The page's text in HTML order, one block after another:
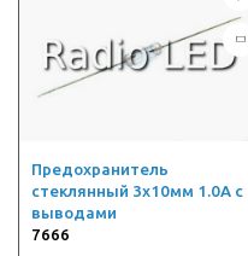
Предохранитель
стеклянный 3х10мм 1.0А с
выводами
7666